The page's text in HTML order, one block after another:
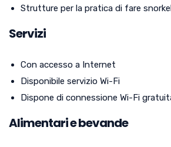
Strutture per la pratica di fare
Servizi
Con accesso a Internet
Disponibile servizio Wi-Fi
Dispone di connessione Wi-Fi
Alimentari e bevande